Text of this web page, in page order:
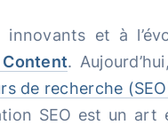
et à
.
de recherche
SEO est un art